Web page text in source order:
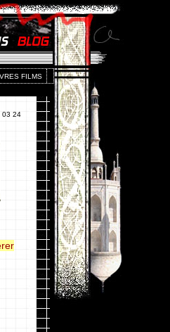
FILMS
24